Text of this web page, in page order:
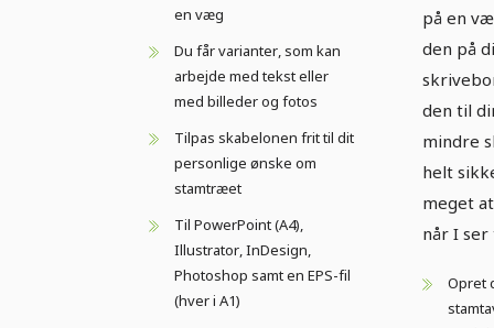
en væg
Du får varianter, som kan
arbejde med tekst eller
med billeder og fotos
Tilpas skabelonen frit til dit
personlige ønske om
stamtræet
Til PowerPoint (A4),
Illustrator, InDesign,
Photoshop samt en EPS-fil
(hver i A1)
på en
den på
den til
mindre
helt
meget
når I ser
Opret